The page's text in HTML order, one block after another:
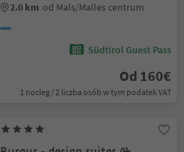
2.0 km od Mals/Malles centrum
Südtirol Guest Pass
Od 160€
1 nocleg / 2 liczba osób w tym podatek VAT